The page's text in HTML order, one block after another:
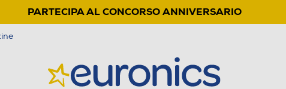
PARTECIPA AL CONCORSO ANNIVERSARIO